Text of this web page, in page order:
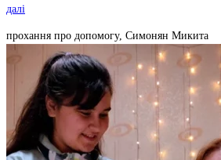
далі
прохання про допомогу, Симонян Микита